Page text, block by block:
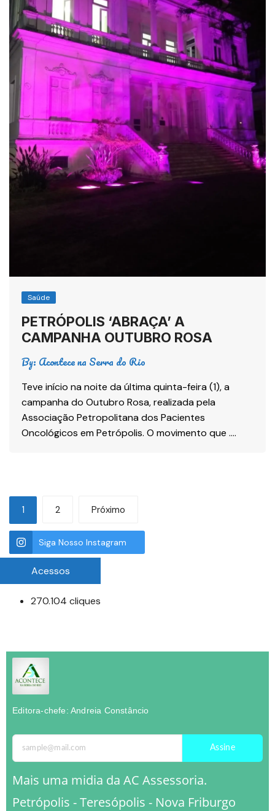
Saúde
PETRÓPOLIS ‘ABRAÇA’ A
CAMPANHA OUTUBRO ROSA
By: Acontece na Serra do Rio
Teve início na noite da última quinta-feira (1), a
campanha do Outubro Rosa, realizada pela
Associação Petropolitana dos Pacientes
Oncológicos em Petrópolis. O movimento que ….
1 2 Próximo
Siga Nosso Instagram
Acessos
270.104 cliques
Editora-chefe: Andreia Constâncio
Assine
Mais uma midia da AC Assessoria.
Petrópolis - Teresópolis - Nova Friburgo